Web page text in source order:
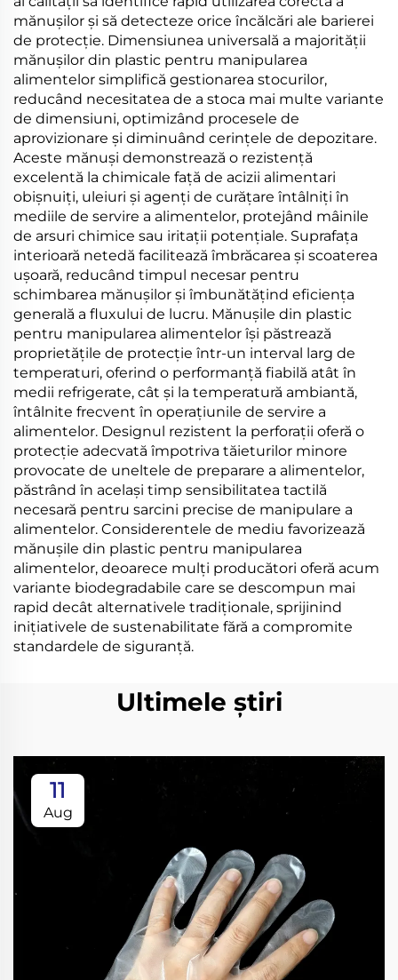
mănușilor și să detecteze orice încălcări ale barierei
de protecție. Dimensiunea universală a majorității
mănușilor din plastic pentru manipularea
alimentelor simplifică gestionarea stocurilor,
reducând necesitatea de a stoca mai multe variante
de dimensiuni, optimizând procesele de
aprovizionare și diminuând cerințele de depozitare.
Aceste mănuși demonstrează o rezistență
excelentă la chimicale față de acizii alimentari
obișnuiți, uleiuri și agenți de curățare întâlniți în
mediile de servire a alimentelor, protejând mâinile
de arsuri chimice sau iritații potențiale. Suprafața
interioară netedă facilitează îmbrăcarea și scoaterea
ușoară, reducând timpul necesar pentru
schimbarea mănușilor și îmbunătățind eficiența
generală a fluxului de lucru. Mănușile din plastic
pentru manipularea alimentelor își păstrează
proprietățile de protecție într-un interval larg de
temperaturi, oferind o performanță fiabilă atât în
medii refrigerate, cât și la temperatură ambiantă,
întâlnite frecvent în operațiunile de servire a
alimentelor. Designul rezistent la perforații oferă o
protecție adecvată împotriva tăieturilor minore
provocate de uneltele de preparare a alimentelor,
păstrând în același timp sensibilitatea tactilă
necesară pentru sarcini precise de manipulare a
alimentelor. Considerentele de mediu favorizează
mănușile din plastic pentru manipularea
alimentelor, deoarece mulți producători oferă acum
variante biodegradabile care se descompun mai
rapid decât alternativele tradiționale, sprijinind
inițiativele de sustenabilitate fără a compromite
standardele de siguranță.
Ultimele știri
11
Aug